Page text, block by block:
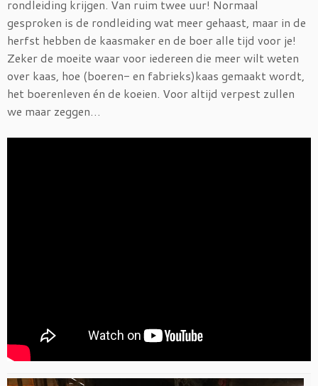
rondleiding krijgen. Van ruim twee uur! Normaal
gesproken is de rondleiding wat meer gehaast, maar in de
herfst hebben de kaasmaker en de boer alle tijd voor je!
Zeker de moeite waar voor iedereen die meer wilt weten
over kaas, hoe (boeren- en fabrieks)kaas gemaakt wordt,
het boerenleven én de koeien. Voor altijd verpest zullen
we maar zeggen…